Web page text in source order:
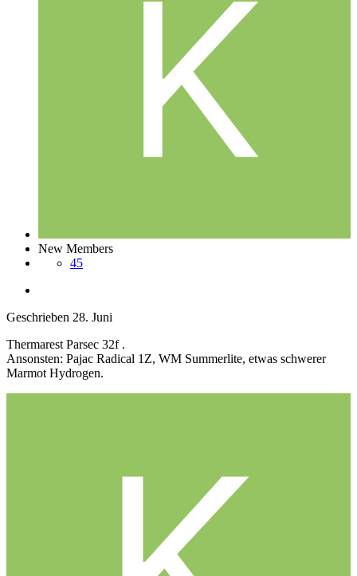
New Members
45
Geschrieben 28. Juni
Thermarest Parsec 32f .
Ansonsten: Pajac Radical 1Z, WM Summerlite, etwas schwerer
Marmot Hydrogen.